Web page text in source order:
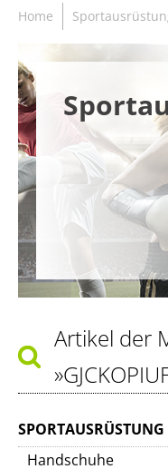
Home
Artikel der
SPORTAUSRÜSTUNG
Handschuhe